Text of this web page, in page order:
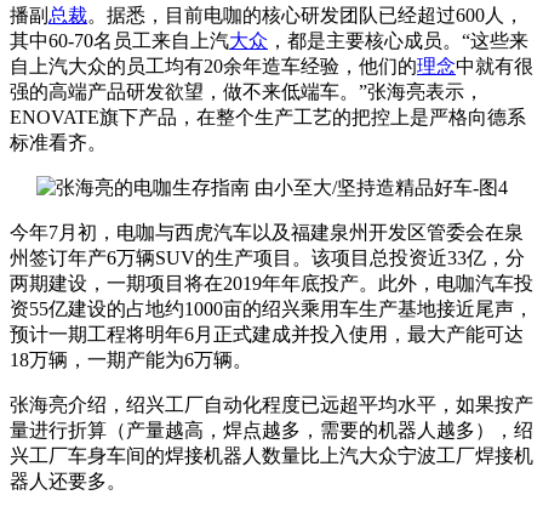
播副 总裁。据悉，目前电咖的核心研发团队已经超过600人，
其中60-70名员工来自上汽大众 ，都是主要核心成员。“这些来
自上汽大众的员工均有20余年造车经验，他们的理念中就有很
强的高端产品研发欲望，做不来低端车。”张海亮表示，
ENOVATE旗下产品，在整个生产工艺的把控上是严格向德系
标准看齐。
今年7月初，电咖与西虎汽车以及福建泉州开发区管委会在泉
州签订年产6万辆SUV的生产项目。该项目总投资近33亿，分
两期建设，一期项目将在2019年年底投产。此外，电咖汽车投
资55亿建设的占地约1000亩的绍兴乘用车生产基地接近尾声，
预计一期工程将明年6月正式建成并投入使用，最大产能可达
18万辆，一期产能为6万辆。
张海亮介绍，绍兴工厂自动化程度已远超平均水平，如果按产
量进行折算（产量越高，焊点越多，需要的机器人越多），绍
兴工厂车身车间的焊接机器人数量比上汽大众宁波工厂焊接机
器人还要多。